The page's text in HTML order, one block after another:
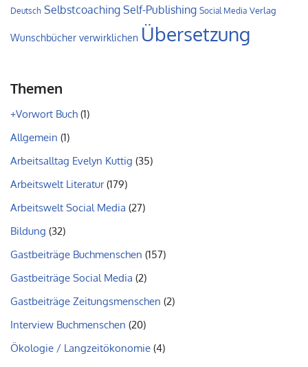
Deutsch Selbstcoaching Self-Publishing Social Media Verlag
Wunschbücher verwirklichen Übersetzung
Themen
+Vorwort Buch (1)
Allgemein (1)
Arbeitsalltag Evelyn Kuttig (35)
Arbeitswelt Literatur(179)
Arbeitswelt Social Media (27)
Bildung (32)
Gastbeiträge Buchmenschen (157)
Gastbeiträge Social Media (2)
Gastbeiträge Zeitungsmenschen (2)
Interview Buchmenschen (20)
Ökologie / Langzeitökonomie (4)